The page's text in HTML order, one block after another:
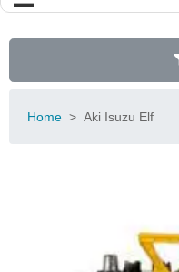
Home > Aki Isuzu Elf